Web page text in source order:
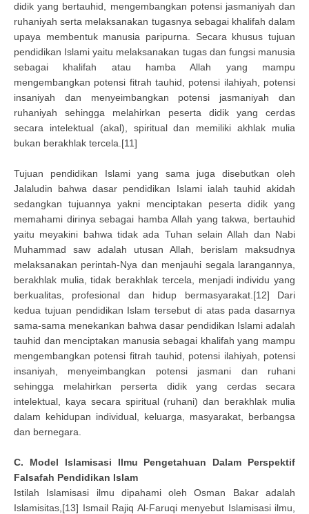
didik yang bertauhid, mengembangkan potensi jasmaniyah dan
ruhaniyah serta melaksanakan tugasnya sebagai khalifah dalam
upaya membentuk manusia paripurna. Secara khusus tujuan
pendidikan Islami yaitu melaksanakan tugas dan fungsi manusia
sebagai khalifah atau hamba Allah yang mampu
mengembangkan potensi fitrah tauhid, potensi ilahiyah, potensi
insaniyah dan menyeimbangkan potensi jasmaniyah dan
ruhaniyah sehingga melahirkan peserta didik yang cerdas
secara intelektual (akal), spiritual dan memiliki akhlak mulia
bukan berakhlak tercela.[11]
Tujuan pendidikan Islami yang sama juga disebutkan oleh
Jalaludin bahwa dasar pendidikan Islami ialah tauhid akidah
sedangkan tujuannya yakni menciptakan peserta didik yang
memahami dirinya sebagai hamba Allah yang takwa, bertauhid
yaitu meyakini bahwa tidak ada Tuhan selain Allah dan Nabi
Muhammad saw adalah utusan Allah, berislam maksudnya
melaksanakan perintah-Nya dan menjauhi segala larangannya,
berakhlak mulia, tidak berakhlak tercela, menjadi individu yang
berkualitas, profesional dan hidup bermasyarakat.[12] Dari
kedua tujuan pendidikan Islam tersebut di atas pada dasarnya
sama-sama menekankan bahwa dasar pendidikan Islami adalah
tauhid dan menciptakan manusia sebagai khalifah yang mampu
mengembangkan potensi fitrah tauhid, potensi ilahiyah, potensi
insaniyah, menyeimbangkan potensi jasmani dan ruhani
sehingga melahirkan perserta didik yang cerdas secara
intelektual, kaya secara spiritual (ruhani) dan berakhlak mulia
dalam kehidupan individual, keluarga, masyarakat, berbangsa
dan bernegara.
C. Model Islamisasi Ilmu Pengetahuan Dalam Perspektif
Falsafah Pendidikan Islam
Istilah Islamisasi ilmu dipahami oleh Osman Bakar adalah
Islamisitas,[13] Ismail Rajiq Al-Faruqi menyebut Islamisasi ilmu,